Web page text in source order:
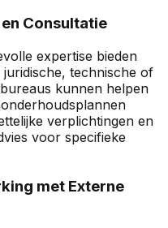
Consultatie
expertise bieden
juridische, technische of
kunnen helpen
verplichtingen en
voor specifieke
met Externe